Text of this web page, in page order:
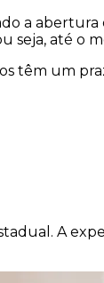
a
seja, até o
têm um
A